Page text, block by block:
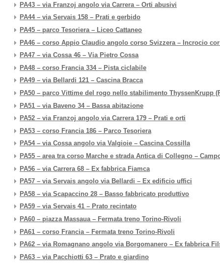
PA43 – via Franzoj angolo via Carrera – Orti abusivi
PA44 – via Servais 158 – Prati e gerbido
PA45 – parco Tesoriera – Liceo Cattaneo
PA46 – corso Appio Claudio angolo corso Svizzera – Incrocio
PA47 – via Cossa 46 – Via Pietro Cossa
PA48 – corso Francia 334 – Pista ciclabile
PA49 – via Bellardi 121 – Cascina Bracca
PA50 – parco Vittime del rogo nello stabilimento ThyssenKrupp
PA51 – via Baveno 34 – Bassa abitazione
PA52 – via Franzoj angolo via Carrera 179 – Prati e orti
PA53 – corso Francia 186 – Parco Tesoriera
PA54 – via Cossa angolo via Valgioie – Cascina Cossilla
PA55 – area tra corso Marche e strada Antica di Collegno –
PA56 – via Carrera 68 – Ex fabbrica Fiamca
PA57 – via Servais angolo via Bellardi – Ex edificio uffici
PA58 – via Scapaccino 28 – Basso fabbricato produttivo
PA59 – via Servais 41 – Prato recintato
PA60 – piazza Massaua – Fermata treno Torino-Rivoli
PA61 – corso Francia – Fermata treno Torino-Rivoli
PA62 – via Romagnano angolo via Borgomanero – Ex fabbrica
PA63 – via Pacchiotti 63 – Prato e giardino